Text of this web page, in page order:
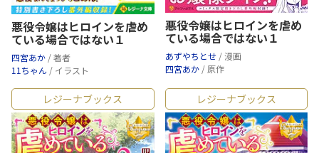
悪役令嬢はヒロインを虐め
ている場合ではない１
四宮あか / 著者
11ちゃん / イラスト
悪役令嬢はヒロインを虐め
ている場合ではない１
あずやちとせ / 漫画
四宮あか / 原作
レジーナブックス レジーナブックス